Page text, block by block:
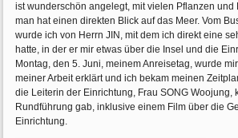
ist wunderschön angelegt, mit vielen Pflanzen und
man hat einen direkten Blick auf das Meer. Vom
wurde ich von Herrn JIN, mit dem ich direkt eine
hatte, in der er mir etwas über die Insel und die
Montag, den 5. Juni, meinem Anreisetag, wurde
meiner Arbeit erklärt und ich bekam meinen
die Leiterin der Einrichtung, Frau SONG Woojung,
Rundführung gab, inklusive einem Film über die
Einrichtung.